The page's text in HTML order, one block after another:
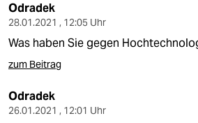
Odradek
28.01.2021 , 12:05 Uhr
Was haben Sie gegen
zum Beitrag
Odradek
26.01.2021 , 12:01 Uhr